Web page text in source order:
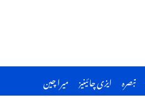
تبصرہ ایزی چائینیز میرا چین